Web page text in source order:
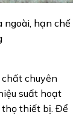
ngoài, hạn chế
chuyên
suất hoạt
thọ thiết bị. Để